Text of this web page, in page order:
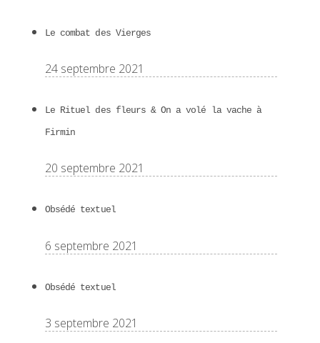
Le combat des Vierges
24 septembre 2021
Le Rituel des fleurs & On a volé la vache à
Firmin
20 septembre 2021
Obsédé textuel
6 septembre 2021
Obsédé textuel
3 septembre 2021